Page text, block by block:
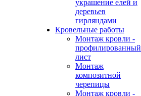
украшение елей и
деревьев
гирляндами
Кровельные работы
Монтаж кровли -
профилированный
лист
Монтаж
композитной
черепицы
Монтаж кровли -